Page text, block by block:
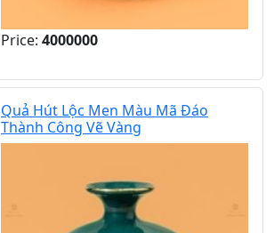
Price: 4000000
Quả Hút Lộc Men Màu Mã Đáo
Thành Công Vẽ Vàng